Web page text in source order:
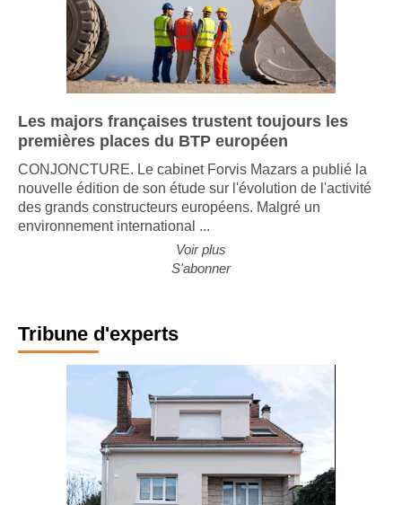
premières places du BTP européen
nouvelle édition de son étude sur l'évolution de l'activité
des grands constructeurs européens. Malgré un
environnement international ...
Voir plus
S'abonner